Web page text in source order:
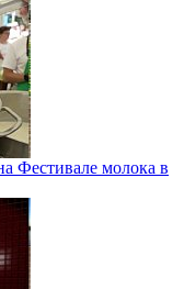
Фестивале молока в